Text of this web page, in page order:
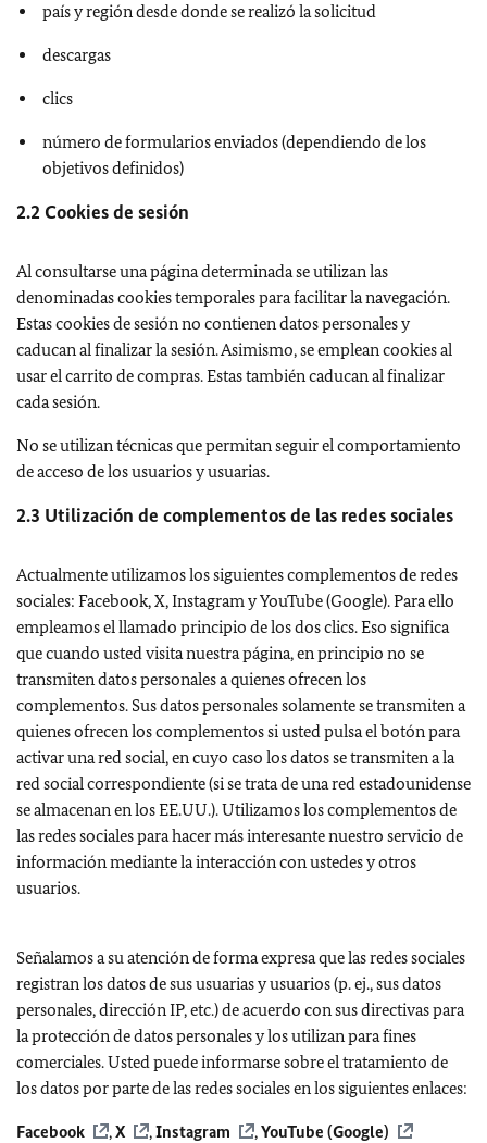
país y región desde donde se realizó la solicitud
descargas
clics
número de formularios enviados (dependiendo de los
objetivos definidos)
2.2 Cookies de sesión
Al consultarse una página determinada se utilizan las
denominadas cookies temporales para facilitar la navegación.
Estas cookies de sesión no contienen datos personales y
caducan al finalizar la sesión. Asimismo, se emplean cookies al
usar el carrito de compras. Estas también caducan al finalizar
cada sesión.
No se utilizan técnicas que permitan seguir el comportamiento
de acceso de los usuarios y usuarias.
2.3 Utilización de complementos de las redes sociales
Actualmente utilizamos los siguientes complementos de redes
sociales: Facebook, X, InstagramyYouTube (Google). Para ello
empleamos el llamado principio de los dos clics. Eso significa
que cuando usted visita nuestra página, en principio no se
transmiten datos personales a quienes ofrecen los
complementos. Sus datos personales solamente se transmiten a
quienes ofrecen los complementos si usted pulsa el botón para
activar una red social, en cuyo caso los datos se transmiten a la
red social correspondiente (si se trata de una red estadounidense
se almacenan en los EE.UU.). Utilizamos los complementos de
las redes sociales para hacer más interesante nuestro servicio de
información mediante la interacción con ustedes y otros
usuarios.
Señalamos a su atención de forma expresa que las redes sociales
registran los datos de sus usuarias y usuarios (p. ej., sus datos
personales, dirección IP, etc.) de acuerdo con sus directivas para
la protección de datos personales y los utilizan para fines
comerciales. Usted puede informarse sobre el tratamiento de
los datos por parte de las redes sociales en los siguientes enlaces:
Facebook ,X ,Instagram ,YouTube (Google)